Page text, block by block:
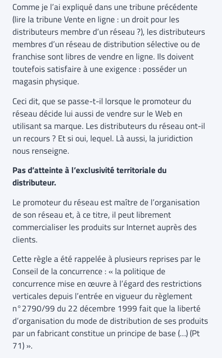
Comme je l’ai expliqué dans une tribune précédente
(lire la tribune Vente en ligne : un droit pour les
distributeurs membre d’un réseau ?), les distributeurs
membres d’un réseau de distribution sélective ou de
franchise sont libres de vendre en ligne. Ils doivent
toutefois satisfaire à une exigence : posséder un
magasin physique.
Ceci dit, que se passe-t-il lorsque le promoteur du
réseau décide lui aussi de vendre sur le Web en
utilisant sa marque. Les distributeurs du réseau ont-il
un recours ? Et si oui, lequel. Là aussi, la juridiction
nous renseigne.
Pas d’atteinte à l’exclusivité territoriale du
distributeur.
Le promoteur du réseau est maître de l’organisation
de son réseau et, à ce titre, il peut librement
commercialiser les produits sur Internet auprès des
clients.
Cette règle a été rappelée à plusieurs reprises par le
Conseil de la concurrence : « la politique de
concurrence mise en œuvre à l’égard des restrictions
verticales depuis l’entrée en vigueur du règlement
n°2790/99 du 22 décembre 1999 fait que la liberté
d’organisation du mode de distribution de ses produits
par un fabricant constitue un principe de base (…) (Pt
71) ».